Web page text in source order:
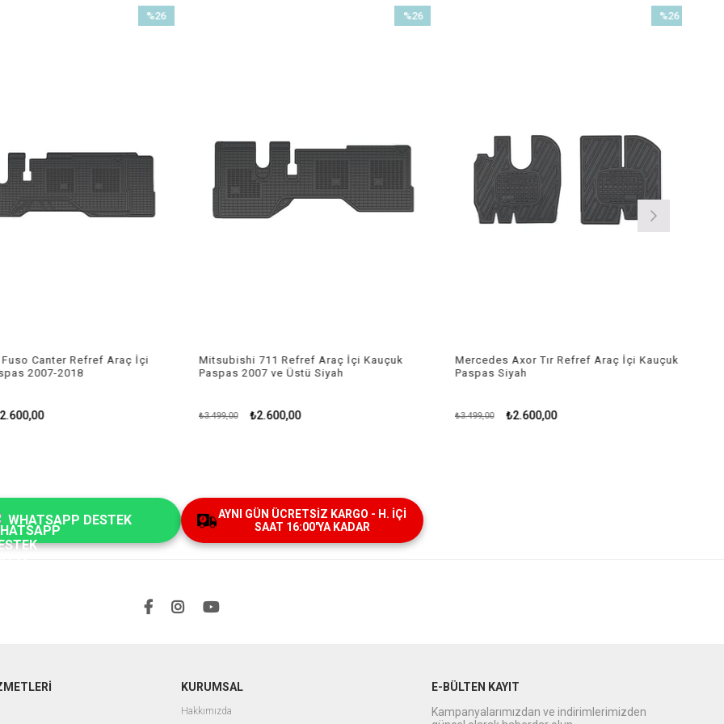
Canter Refref Araç İçi
2007-2018
%26
Mitsubishi 711 Refref Araç İçi Kauçuk
Paspas 2007 ve Üstü Siyah
₺2.600,00
₺3.499,00
%26
Mercedes Axor Tır Refref Araç İçi Kauçuk
Paspas Siyah
₺2.600,00
₺3.499,00
%26
WHATSAPP DESTEK
AYNI GÜN ÜCRETSİZ KARGO - H. İÇİ
SAAT 16:00'YA KADAR
KURUMSAL
Hakkımızda
E-BÜLTEN KAYIT
Kampanyalarımızdan ve indirimlerimizden